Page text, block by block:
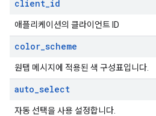
client_id
애플리케이션의 클라이언트 ID
color_scheme
원탭 메시지에 적용된 색 구성표입니다.
auto_select
자동 선택을 사용 설정합니다.